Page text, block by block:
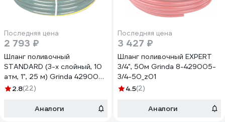
Последняя цена
2 793 ₽
Шланг поливочный
STANDARD (3-х слойный, 10
атм, 1", 25 м) Grinda 429000-
1-25
2.8(22)
Аналоги
Последняя цена
3 427 ₽
Шланг поливочный EXPERT
3/4", 50м Grinda 8-429005-
3/4-50_z01
4.5(2)
Аналоги